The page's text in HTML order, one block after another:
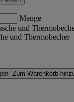
Menge
und Thermobecher
Zum Warenkorb